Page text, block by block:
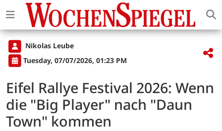
Nikolas Leube
Tuesday, 07/07/2026, 01:23 PM
Eifel Rallye Festival 2026: Wenn
die "Big Player" nach "Daun
Town" kommen